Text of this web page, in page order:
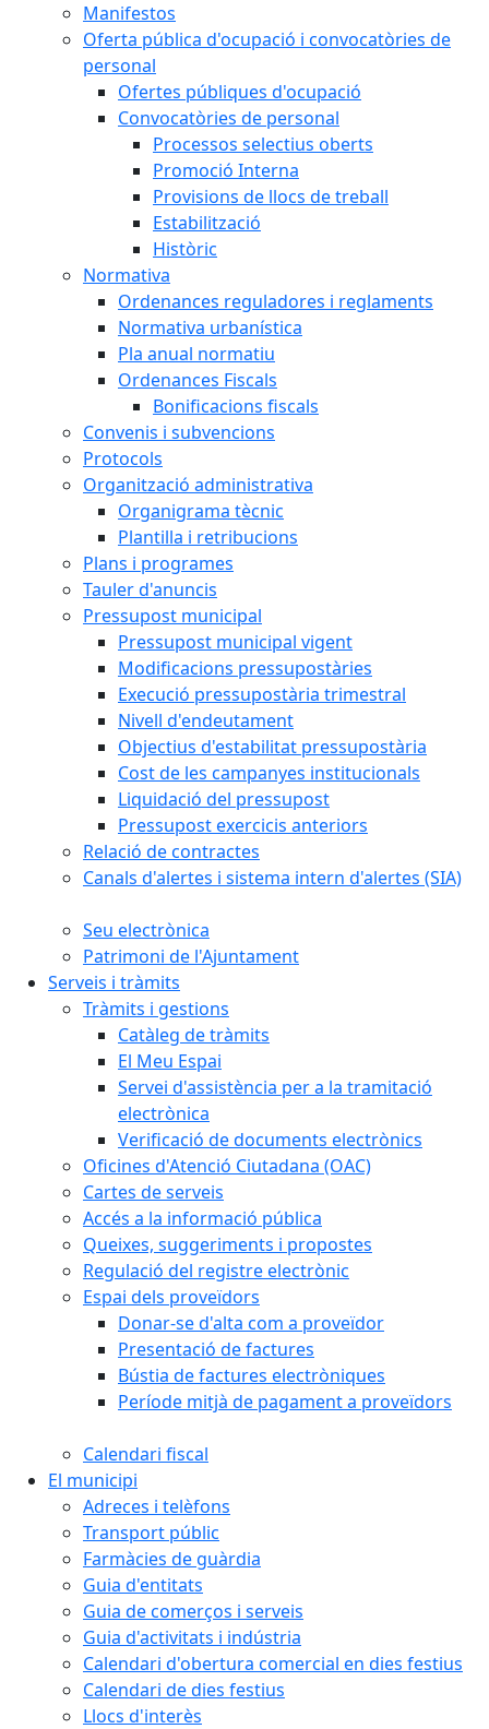
Manifestos
Oferta pública d'ocupació i convocatòries de
personal
Ofertes públiques d'ocupació
Convocatòries de personal
Processos selectius oberts
Promoció Interna
Provisions de llocs de treball
Estabilització
Històric
Normativa
Ordenances reguladores i reglaments
Normativa urbanística
Pla anual normatiu
Ordenances Fiscals
Bonificacions fiscals
Convenis i subvencions
Protocols
Organització administrativa
Organigrama tècnic
Plantilla i retribucions
Plans i programes
Tauler d'anuncis
Pressupost municipal
Pressupost municipal vigent
Modificacions pressupostàries
Execució pressupostària trimestral
Nivell d'endeutament
Objectius d'estabilitat pressupostària
Cost de les campanyes institucionals
Liquidació del pressupost
Pressupost exercicis anteriors
Relació de contractes
Canals d'alertes i sistema intern d'alertes (SIA)
Seu electrònica
Patrimoni de l'Ajuntament
Serveis i tràmits
Tràmits i gestions
Catàleg de tràmits
El Meu Espai
Servei d'assistència per a la tramitació
electrònica
Verificació de documents electrònics
Oficines d'Atenció Ciutadana (OAC)
Cartes de serveis
Accés a la informació pública
Queixes, suggeriments i propostes
Regulació del registre electrònic
Espai dels proveïdors
Donar-se d'alta com a proveïdor
Presentació de factures
Bústia de factures electròniques
Període mitjà de pagament a proveïdors
Calendari fiscal
El municipi
Adreces i telèfons
Transport públic
Farmàcies de guàrdia
Guia d'entitats
Guia de comerços i serveis
Guia d'activitats i indústria
Calendari d'obertura comercial en dies festius
Calendari de dies festius
Llocs d'interès